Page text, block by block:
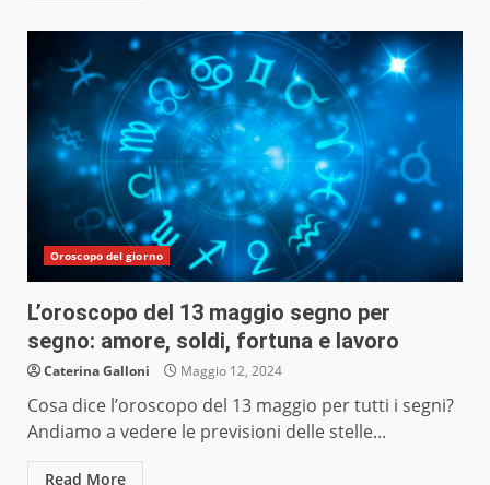
Oroscopo del giorno
L’oroscopo del 13 maggio segno per
segno: amore, soldi, fortuna e lavoro
Caterina Galloni Maggio 12, 2024
Cosa dice l’oroscopo del 13 maggio per tutti i segni?
Andiamo a vedere le previsioni delle stelle...
Read More